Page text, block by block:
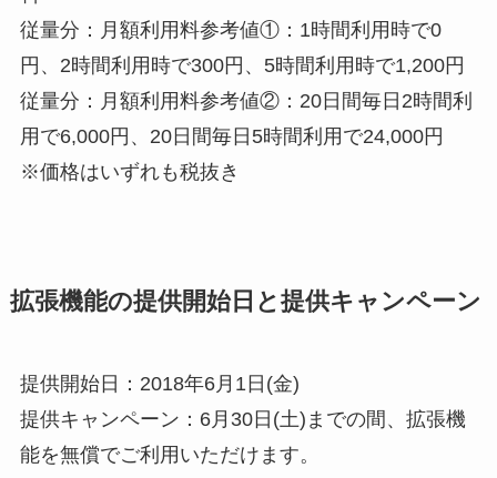
従量分：月額利用料参考値①：1時間利用時で0
円、2時間利用時で300円、5時間利用時で1,200円
従量分：月額利用料参考値②：20日間毎日2時間利
用で6,000円、20日間毎日5時間利用で24,000円
※価格はいずれも税抜き
拡張機能の提供開始日と提供キャンペーン
提供開始日：2018年6月1日(金)
提供キャンペーン：6月30日(土)までの間、拡張機
能を無償でご利用いただけます。